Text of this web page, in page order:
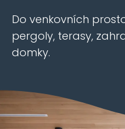
Do venkovních
pergoly, terasy,
domky.